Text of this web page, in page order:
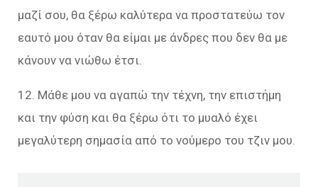
μαζί σου, θα ξέρω καλύτερα να προστατεύω τον
εαυτό μου όταν θα είμαι με άνδρες που δεν θα με
κάνουν να νιώθω έτσι.
12. Μάθε μου να αγαπώ την τέχνη, την επιστήμη
και την φύση και θα ξέρω ότι το μυαλό έχει
μεγαλύτερη σημασία από το νούμερο του τζιν μου.